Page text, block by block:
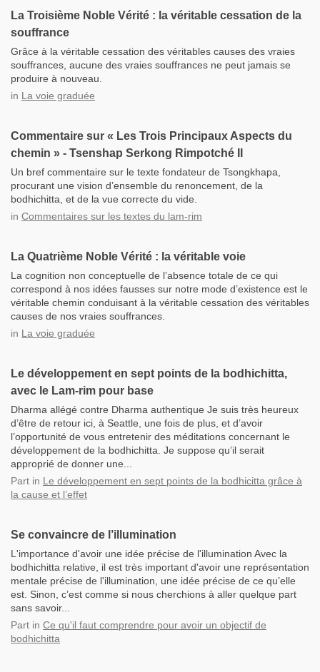
La Troisième Noble Vérité : la véritable cessation de la
souffrance
Grâce à la véritable cessation des véritables causes des vraies
souffrances, aucune des vraies souffrances ne peut jamais se
produire à nouveau.
in La voie graduée
Commentaire sur « Les Trois Principaux Aspects du
chemin » - Tsenshap Serkong Rimpotché II
Un bref commentaire sur le texte fondateur de Tsongkhapa,
procurant une vision d’ensemble du renoncement, de la
bodhichitta, et de la vue correcte du vide.
in Commentaires sur les textes du lam-rim
La Quatrième Noble Vérité : la véritable voie
La cognition non conceptuelle de l’absence totale de ce qui
correspond à nos idées fausses sur notre mode d’existence est le
véritable chemin conduisant à la véritable cessation des véritables
causes de nos vraies souffrances.
in La voie graduée
Le développement en sept points de la bodhichitta,
avec le Lam-rim pour base
Dharma allégé contre Dharma authentique Je suis très heureux
d’être de retour ici, à Seattle, une fois de plus, et d’avoir
l’opportunité de vous entretenir des méditations concernant le
développement de la bodhichitta. Je suppose qu’il serait
approprié de donner une...
Part in Le développement en sept points de la bodhicitta grâce à
la cause et l’effet
Se convaincre de l’illumination
L'importance d'avoir une idée précise de l'illumination Avec la
bodhichitta relative, il est très important d'avoir une représentation
mentale précise de l'illumination, une idée précise de ce qu’elle
est. Sinon, c’est comme si nous cherchions à aller quelque part
sans savoir...
Part in Ce qu'il faut comprendre pour avoir un objectif de
bodhichitta